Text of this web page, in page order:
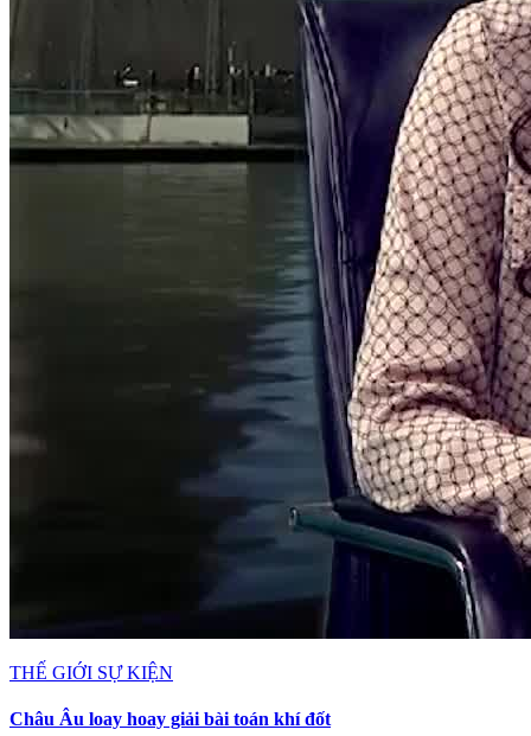
THẾ GIỚI SỰ KIỆN
Châu Âu loay hoay giải bài toán khí đốt